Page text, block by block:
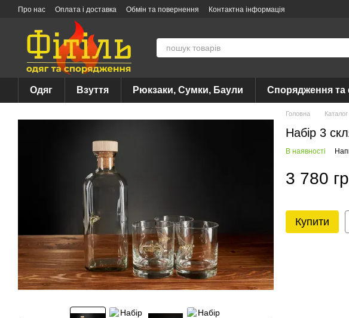
Перейти до основного контенту
Про нас Оплата і доставка Обмін та повернення Контактна інформація
Одяг Взуття Рюкзаки, Сумки, Баули Спорядження та
Головна Каталог
Набір 3
В наявності
3 780
Купити